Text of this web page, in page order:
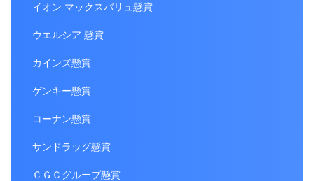
イオン マックスバリュ懸賞
ウエルシア 懸賞
カインズ懸賞
ゲンキー懸賞
コーナン懸賞
サンドラッグ懸賞
ＣＧＣグループ懸賞